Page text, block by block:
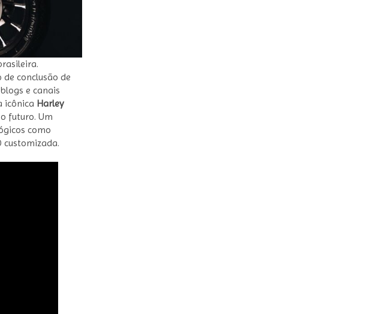
conclusão de
e canais
icônica Harley
futuro. Um
como